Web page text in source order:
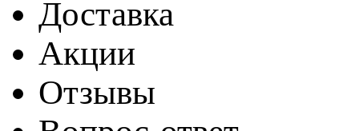
Доставка
Акции
Отзывы